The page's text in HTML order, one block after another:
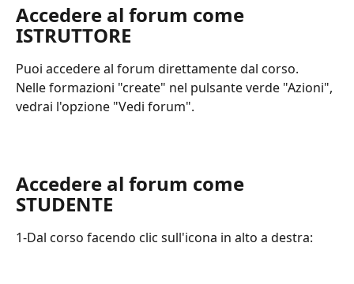
Accedere al forum come
ISTRUTTORE
Puoi accedere al forum direttamente dal corso.
Nelle formazioni "create" nel pulsante verde "Azioni",
vedrai l'opzione "Vedi forum".
Accedere al forum come
STUDENTE
1-Dal corso facendo clic sull'icona in alto a destra: